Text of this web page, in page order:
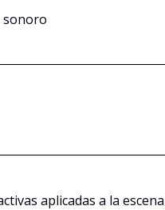
sonoro
aplicadas a la escena